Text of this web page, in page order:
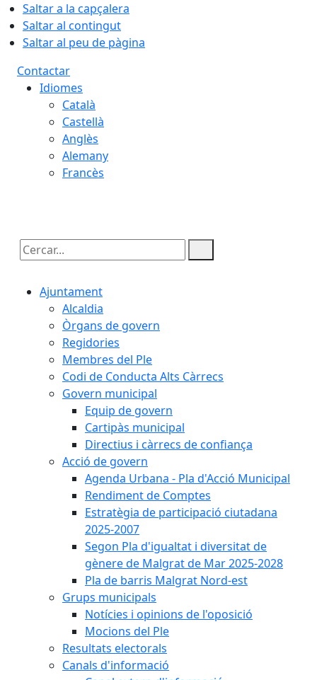
Saltar a la capçalera
Saltar al contingut
Saltar al peu de pàgina
Contactar
Idiomes
Català
Castellà
Anglès
Alemany
Francès
Cercar:
Ajuntament
Alcaldia
Òrgans de govern
Regidories
Membres del Ple
Codi de Conducta Alts Càrrecs
Govern municipal
Equip de govern
Cartipàs municipal
Directius i càrrecs de confiança
Acció de govern
Agenda Urbana - Pla d'Acció Municipal
Rendiment de Comptes
Estratègia de participació ciutadana
2025-2007
Segon Pla d'igualtat i diversitat de
gènere de Malgrat de Mar 2025-2028
Pla de barris Malgrat Nord-est
Grups municipals
Notícies i opinions de l'oposició
Mocions del Ple
Resultats electorals
Canals d'informació